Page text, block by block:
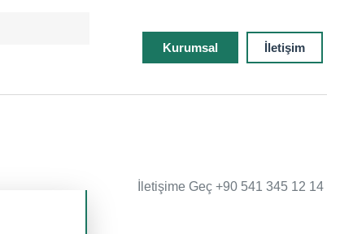
Kurumsal İletişim
İletişime Geç +90 541 345 12 14